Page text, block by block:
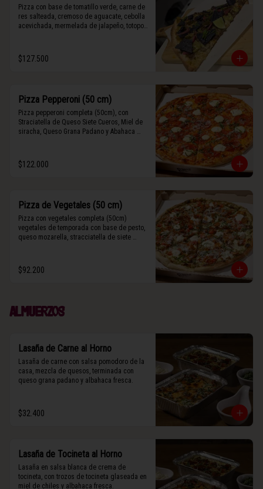
Pizza con base de tomatillo verde, carne de
res salteada, cremoso de aguacate, cebolla
acevichada, mermelada de jalapeño, totopos
$127.500
Pizza Pepperoni (50 cm)
Pizza pepperoni completa (50cm), con
Straciatella de Queso Siete Cueros, Miel de
siracha, Queso Grana Padano y Abahaca
$122.000
Pizza de Vegetales (50 cm)
Pizza con vegetales completa (50cm)
vegetales de temporada con base de pesto,
queso mozarella, stracciatella de siete
padano y albahaca fresca.
$92.200
Almuerzos
Lasaña de Carne al Horno
Lasaña de carne con salsa pomodoro de la
casa, mezcla de quesos, terminada con
queso grana padano y albahaca fresca.
$32.400
Lasaña de Tocineta al Horno
Lasaña en salsa blanca de crema de
tocineta, con trozos de tocineta glaseada en
miel de chiles y albahaca fresca.